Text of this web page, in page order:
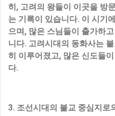
히, 고려의 왕들이 이곳을 방
는 기록이 있습니다. 이 시기
으며, 많은 스님들이 출가하
니다. 고려시대의 동화사는
히 이루어졌고, 많은 신도들
다.
3. 조선시대의 불교 중심지로